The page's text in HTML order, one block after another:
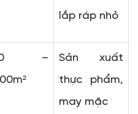
lắp ráp nhỏ
–
Sản xuất
thực phẩm,
may mặc